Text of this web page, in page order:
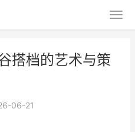
搭档的艺术与策
06-21